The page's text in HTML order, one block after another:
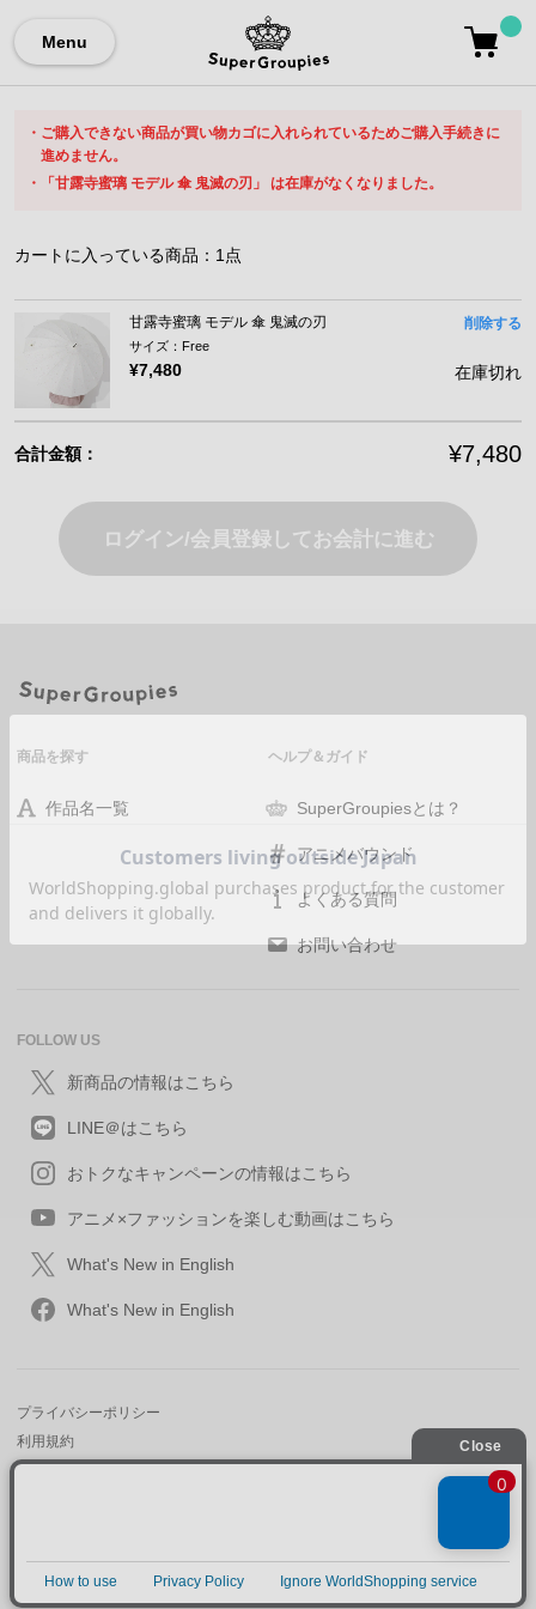
Menu
ご購入できない商品が買い物カゴに入れられているためご購入手続きに
進めません。
「甘露寺蜜璃 モデル 傘 鬼滅の刃」 は在庫がなくなりました。
カートに入っている商品： 1 点
甘露寺蜜璃 モデル 傘 鬼滅の刃
サイズ：Free
¥7,480
削除する
在庫切れ
合計金額： ¥7,480
ログイン/会員登録してお会計に進む
商品を探す
作品名一覧
ヘルプ＆ガイド
SuperGroupiesとは？
アニメバウンド
よくある質問
お問い合わせ
FOLLOW US
新商品の情報はこちら
LINE＠はこちら
おトクなキャンペーンの情報はこちら
アニメ×ファッションを楽しむ動画はこちら
What's New in English
What's New in English
プライバシーポリシー
利用規約
特定取引に関する法律